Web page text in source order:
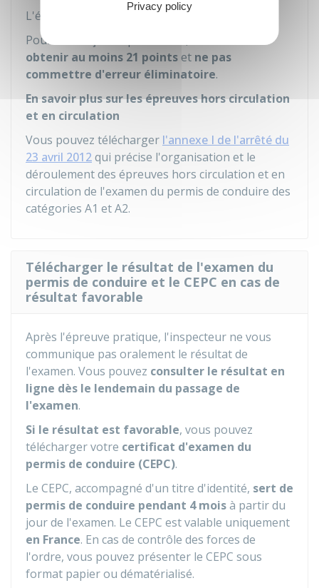
L'épreuve CIR dure
32 minutes
Pour être reçu à l'épreuve CIR, vous devez
obtenir au moins 21 points et ne pas
commettre d'erreur éliminatoire.
En savoir plus sur les épreuves hors circulation
et en circulation
Vous pouvez télécharger l'annexe I de l'arrêté du
23 avril 2012qui précise l'organisation et le
déroulement des épreuves hors circulation et en
circulation de l'examen du permis de conduire des
catégories A1 et A2.
Télécharger le résultat de l'examen du
permis de conduire et le CEPC en cas de
résultat favorable
Après l'épreuve pratique, l'inspecteur ne vous
communique pas oralement le résultat de
l'examen. Vous pouvez consulter le résultat en
ligne dès le lendemain du passage de
l'examen.
Si le résultat est favorable, vous pouvez
télécharger votre certificat d'examen du
permis de conduire (CEPC).
Le CEPC, accompagné d'un titre d'identité, sert de
permis de conduire pendant 4 moisà partir du
jour de l'examen. Le CEPC est valable uniquement
en France. En cas de contrôle des forces de
l'ordre, vous pouvez présenter le CEPC sous
format papier ou dématérialisé.
Privacy policy